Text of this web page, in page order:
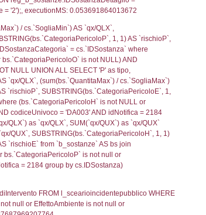
FROM
AND
AND
f_territori_limitrofi.Denominazione,
FROM f_territori_limitrofi
AND
f_territori_limitrofi.Denominazione,
FROM f_territori_limitrofi
AND